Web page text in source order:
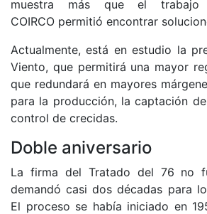
muestra más que el trabajo
COIRCO permitió encontrar
Actualmente, está en estudio la
Viento, que permitirá una mayor
que redundará en mayores
para la producción, la captación
control de crecidas.
Doble aniversario
La firma del Tratado del 76 no
demandó casi dos décadas para
El proceso se había iniciado en